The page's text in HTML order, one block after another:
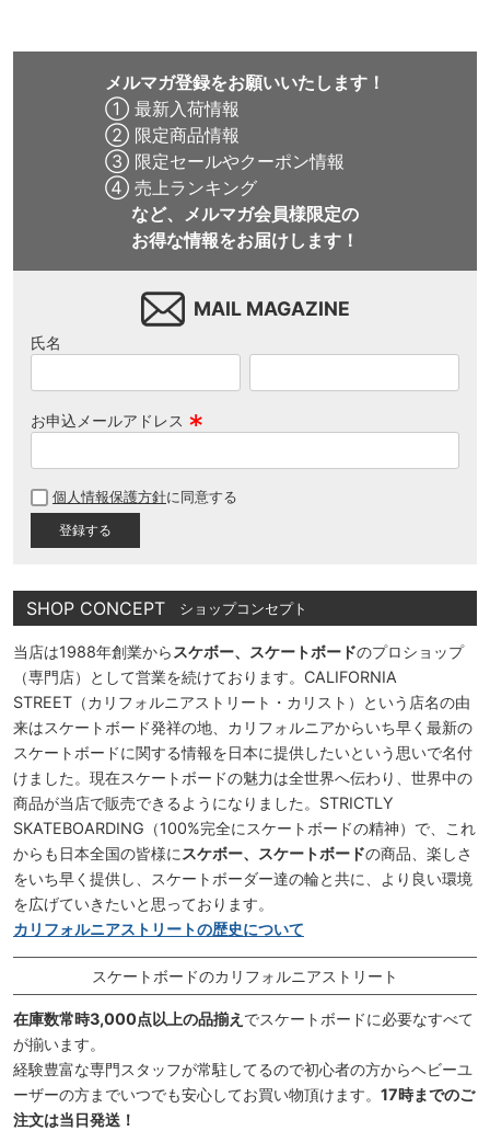
メルマガ登録をお願いいたします！
① 最新入荷情報
② 限定商品情報
③ 限定セールやクーポン情報
④ 売上ランキング
など、メルマガ会員様限定の
お得な情報をお届けします！
MAIL MAGAZINE
氏名
お申込メールアドレス
須
個人情報保護方針に同意する
SHOP CONCEPT ショップコンセプト
当店は1988年創業から スケボー、スケートボードのプロショップ
（専門店）として営業を続けております。CALIFORNIA
STREET（カリフォルニアストリート・カリスト）という店名の由
来はスケートボード発祥の地、カリフォルニアからいち早く最新の
スケートボードに関する情報を日本に提供したいという思いで名付
けました。現在スケートボードの魅力は全世界へ伝わり、世界中の
商品が当店で販売できるようになりました。STRICTLY
SKATEBOARDING（100%完全にスケートボードの精神）で、これ
からも日本全国の皆様に スケボー、スケートボードの商品、楽しさ
をいち早く提供し、スケートボーダー達の輪と共に、より良い環境
を広げていきたいと思っております。
カリフォルニアストリートの歴史について
スケートボードのカリフォルニアストリート
在庫数常時3,000点以上の品揃え でスケートボードに必要なすべて
が揃います。
経験豊富な専門スタッフが常駐してるので初心者の方からヘビーユ
ーザーの方までいつでも安心してお買い物頂けます。 17時までのご
注文は当日発送！